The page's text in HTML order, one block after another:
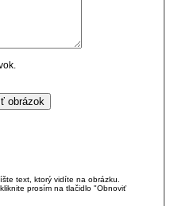
text, ktorý vidíte na obrázku.
prosím na tlačidlo "Obnoviť